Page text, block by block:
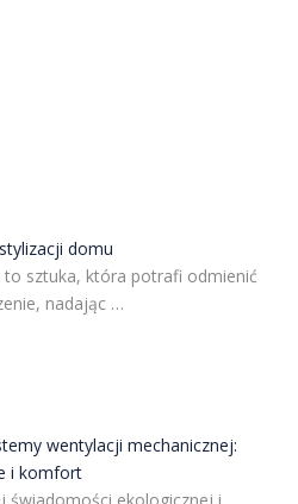
domu
to sztuka, która potrafi odmienić
nadając …
wentylacji mechanicznej:
i komfort